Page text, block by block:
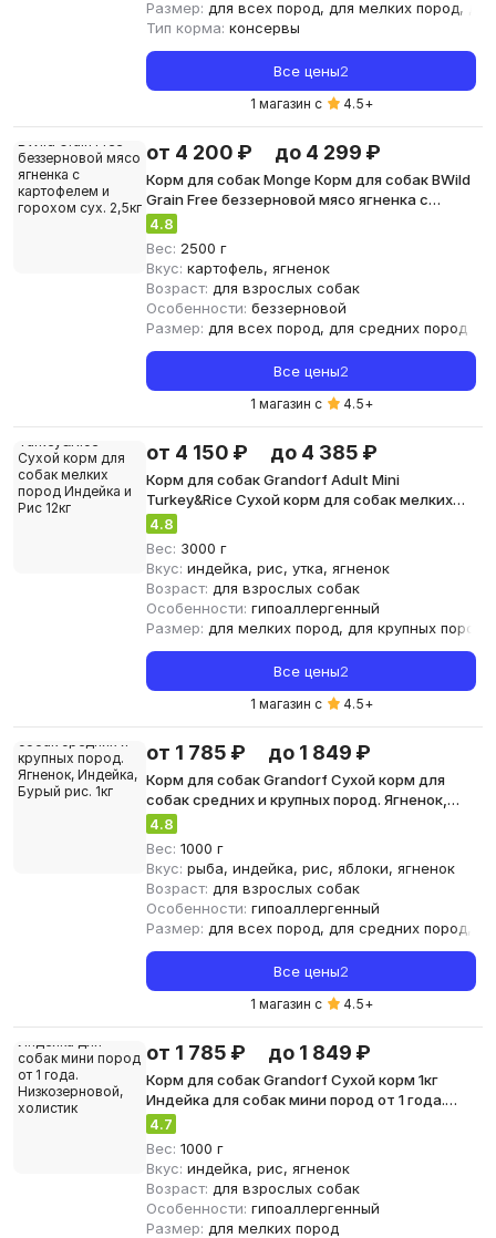
Размер: для всех пород, для мелких пород,
Тип корма: консервы
Все цены2
1 магазин с 4.5+
от 4 200 ₽ до 4 299 ₽
Корм для собак Monge Корм для собак BWild
Grain Free беззерновой мясо ягненка с
картофелем и горохом сух. 2,5кг
4.8
Вес: 2500 г
Вкус: картофель, ягненок
Возраст: для взрослых собак
Особенности: беззерновой
Размер: для всех пород, для средних пород
Все цены2
1 магазин с 4.5+
от 4 150 ₽ до 4 385 ₽
Корм для собак Grandorf Adult Mini
Turkey&Rice Сухой корм для собак мелких
пород Индейка и Рис 12кг
4.8
Вес: 3000 г
Вкус: индейка, рис, утка, ягненок
Возраст: для взрослых собак
Особенности: гипоаллергенный
Размер: для мелких пород, для крупных пород
Все цены2
1 магазин с 4.5+
от 1 785 ₽ до 1 849 ₽
Корм для собак Grandorf Сухой корм для
собак средних и крупных пород. Ягненок,
Индейка, Бурый рис. 1кг
4.8
Вес: 1000 г
Вкус: рыба, индейка, рис, яблоки, ягненок
Возраст: для взрослых собак
Особенности: гипоаллергенный
Размер: для всех пород, для средних пород,
Все цены2
1 магазин с 4.5+
от 1 785 ₽ до 1 849 ₽
Корм для собак Grandorf Сухой корм 1кг
Индейка для собак мини пород от 1 года.
Низкозерновой, холистик
4.7
Вес: 1000 г
Вкус: индейка, рис, ягненок
Возраст: для взрослых собак
Особенности: гипоаллергенный
Размер: для мелких пород